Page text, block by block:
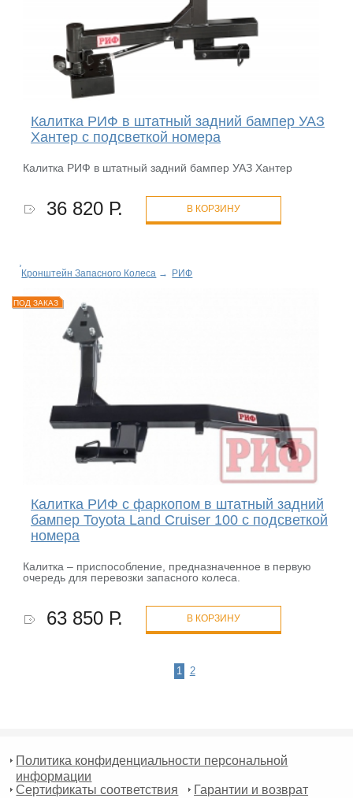
Калитка РИФ в штатный задний бампер УАЗ
Хантер с подсветкой номера
Калитка РИФ в штатный задний бампер УАЗ Хантер
36 820 Р. В КОРЗИНУ
Кронштейн Запасного Колеса → РИФ
ПОД ЗАКАЗ
Калитка РИФ с фаркопом в штатный задний
бампер Toyota Land Cruiser 100 с подсветкой
номера
Калитка – приспособление, предназначенное в первую
очередь для перевозки запасного колеса.
63 850 Р. В КОРЗИНУ
1 2
Политика конфиденциальности персональной
информации
Сертификаты соответствия
Гарантии и возврат